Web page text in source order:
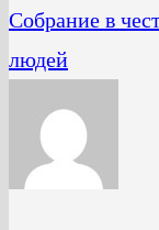
Собрание в
людей